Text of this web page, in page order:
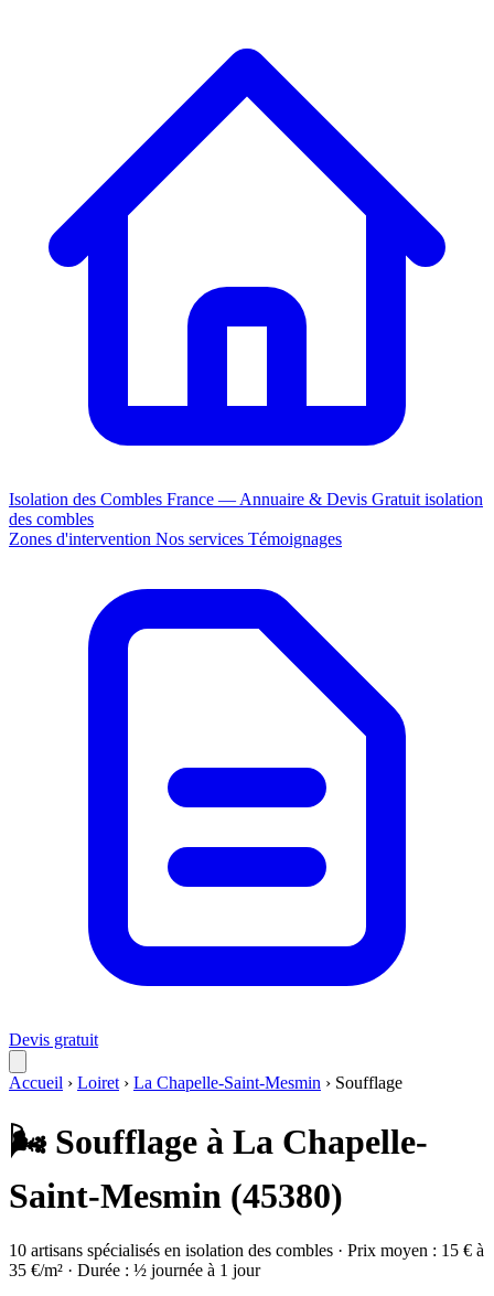
Isolation des Combles France — Annuaire & Devis Gratuit isolation
des combles
Zones d'intervention Nos services Témoignages
Devis gratuit
Accueil › Loiret › La Chapelle-Saint-Mesmin › Soufflage
🌬️ Soufflage à La Chapelle-
Saint-Mesmin (45380)
10 artisans spécialisés en isolation des combles · Prix moyen : 15 € à
35 €/m² · Durée : ½ journée à 1 jour